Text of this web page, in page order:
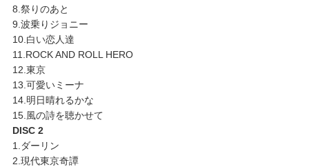
8.祭りのあと
9.波乗りジョニー
10.白い恋人達
11.ROCK AND ROLL HERO
12.東京
13.可愛いミーナ
14.明日晴れるかな
15.風の詩を聴かせて
DISC 2
1.ダーリン
2.現代東京奇譚